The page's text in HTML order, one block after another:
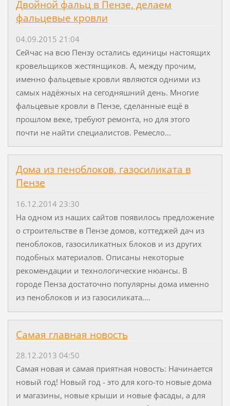
Двойной фальц в Пензе, делаем
фальцевые кровли
04.09.2015 21:04
Сейчас на всю Пензу остались единицы настоящих
кровельщиков жестянщиков. А, между прочим,
именно фальцевые кровли являются одними из
самых надёжных на сегодняшний день. Многие
фальцевые кровли в Пензе, сделанные ещё в
прошлом веке, требуют ремонта, но для этого
почти не найти специалистов. Ремесло...
Дома из пеноблоков, газосиликата в
Пензе
16.12.2014 23:30
На одном из наших сайтов появилось предложение
о строительстве в Пензе домов, коттеджей дач из
пеноблоков, газосиликатных блоков и из других
подобных материалов. Описаны некоторые
рекомендации и технологические нюансы. В
городе Пенза достаточно популярны дома именно
из пеноблоков и из газосиликата....
Самая главная новость
28.12.2013 04:50
Самая новая и самая приятная новость: Начинается
новый год! Новый год - это для кого-то новые дома
и магазины, новые крыши и новые фасады, а для